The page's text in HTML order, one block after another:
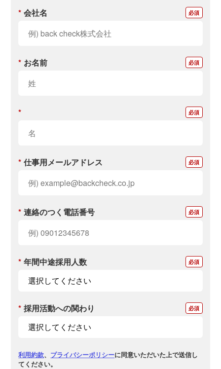
* 会社名
* お名前
*
* 仕事用メールアドレス
* 連絡のつく電話番号
* 年間中途採用人数
* 採用活動への関わり
利用約款、 プライバシーポリシーに同意いただいた上で送信し
てください。